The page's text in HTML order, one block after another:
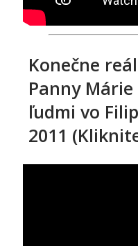
Konečne
Panny
ľudmi vo
2011